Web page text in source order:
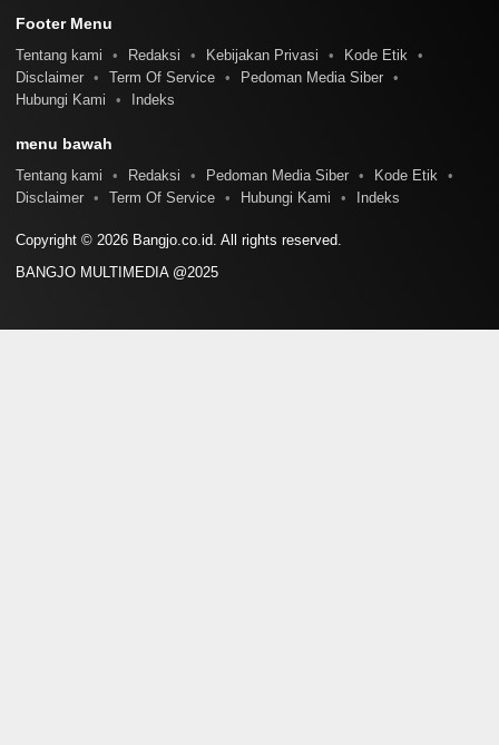
Footer Menu
Tentang kami Redaksi Kebijakan Privasi
Kode Etik
Disclaimer
Term Of Service
Pedoman Media Siber
Hubungi Kami
Indeks
menu bawah
Tentang kami Redaksi Pedoman Media Siber
Kode Etik
Disclaimer
Term Of Service Hubungi Kami Indeks
Copyright © 2026 Bangjo.co.id. All rights reserved.
BANGJO MULTIMEDIA @2025